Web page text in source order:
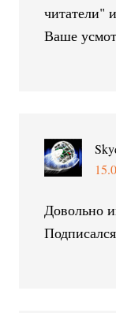
читатели"
Ваше
Довольно